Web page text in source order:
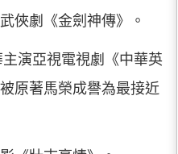
俠劇《金劍神傳》。
主演亞視電視劇《中華英
原著馬榮成譽為最接近